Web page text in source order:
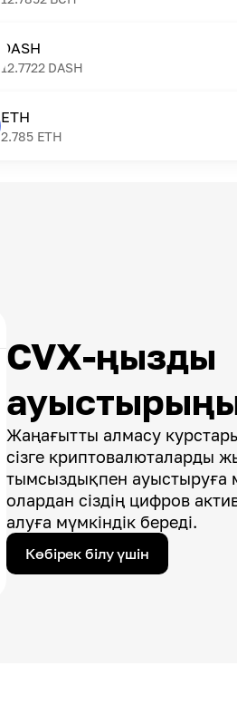
DASH
12.7722 DASH
ETH
2.785 ETH
CVX-ңызды
Жаңағытты алмасу
сізге криптовалюталарды
тымсыздықпен ауыстыруға
олардан сіздің цифров
алуға мүмкіндік береді.
Көбірек білу үшін